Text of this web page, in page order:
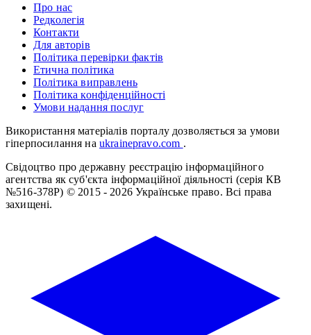
Про нас
Редколегія
Контакти
Для авторів
Політика перевірки фактів
Етична політика
Політика виправлень
Політика конфіденційності
Умови надання послуг
Використання матеріалів порталу дозволяється за умови
гіперпосилання на ukrainepravo.com .
Свідоцтво про державну реєстрацію інформаційного
агентства як суб'єкта інформаційної діяльності (серія КВ
№516-378Р) © 2015 - 2026 Українське право. Всі права
захищені.